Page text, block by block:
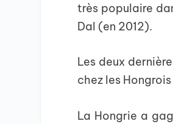
très populaire
Dal (en 2012).
Les deux
chez les
La Hongrie a